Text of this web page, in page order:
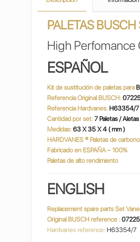
PALETAS
High Perfomance
ESPAÑOL
Kit de sustitución de paletas para
Referencia Original BUSCH:
Referencia Hardvanes:H63354/7
Cantidad por set: 7 Paletas / Aletas
Medidas:63 X 35 X 4 ( mm )
HARDVANES ® Paletas de
Fabricado en ESPAÑA – 100%
Paletas de alto rendimiento
ENGLISH
Replacement spare parts Set
Original BUSCH reference :
Hardvanes reference: H63354/7